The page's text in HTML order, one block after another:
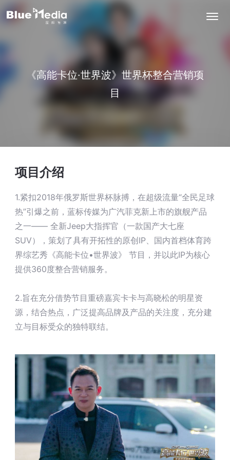
产品与解决方案
鲁班跨境通
PerforMad亿帆出海
UGdesk
必得优选
资源
海外资源
国内资源
成功案例
关于我们
集团简介
集团荣誉
加入我们
公司动态
联系我们
《高能卡位·世界波》世界杯整合营销项
目
项目介绍
1.紧扣2018年俄罗斯世界杯脉搏，在超级流量“全民足球
热”引爆之前，蓝标传媒为广汽菲克新上市的旗舰产品
之一—— 全新Jeep大指挥官（一款国产大七座
SUV），策划了具有开拓性的原创IP、国内首档体育跨
界综艺秀《高能卡位•世界波》 节目，并以此IP为核心
提供360度整合营销服务。
2.旨在充分借势节目重磅嘉宾卡卡与高晓松的明星资
源，结合热点，广泛提高品牌及产品的关注度，充分建